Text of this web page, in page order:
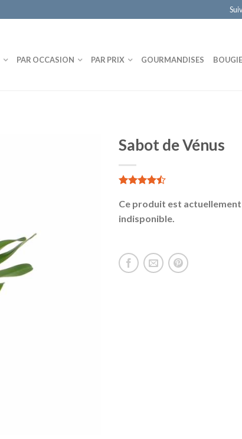
PAR OCCASION PAR PRIX GOURMANDISES
Sabot de Vénus
Ce produit est
indisponible.